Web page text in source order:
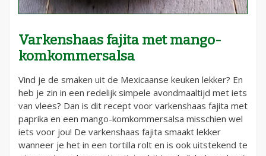
Varkenshaas fajita met mango-
komkommersalsa
Vind je de smaken uit de Mexicaanse keuken lekker? En
heb je zin in een redelijk simpele avondmaaltijd met iets
van vlees? Dan is dit recept voor varkenshaas fajita met
paprika en een mango-komkommersalsa misschien wel
iets voor jou! De varkenshaas fajita smaakt lekker
wanneer je het in een tortilla rolt en is ook uitstekend te